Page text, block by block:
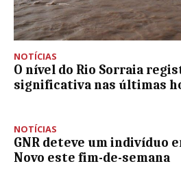
NOTÍCIAS
O nível do Rio Sorraia
significativa nas últimas
NOTÍCIAS
GNR deteve um indivíduo
Novo este fim-de-semana